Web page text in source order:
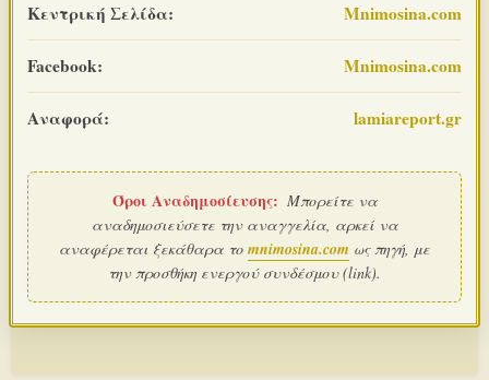
Κεντρική Σελίδα: Mnimosina.com
Facebook: Mnimosina.com
Αναφορά: lamiareport.gr
Όροι Αναδημοσίευσης: Μπορείτε να
αναδημοσιεύσετε την αναγγελία, αρκεί να
αναφέρεται ξεκάθαρα το mnimosina.com ως πηγή, με
την προσθήκη ενεργού συνδέσμου (link).